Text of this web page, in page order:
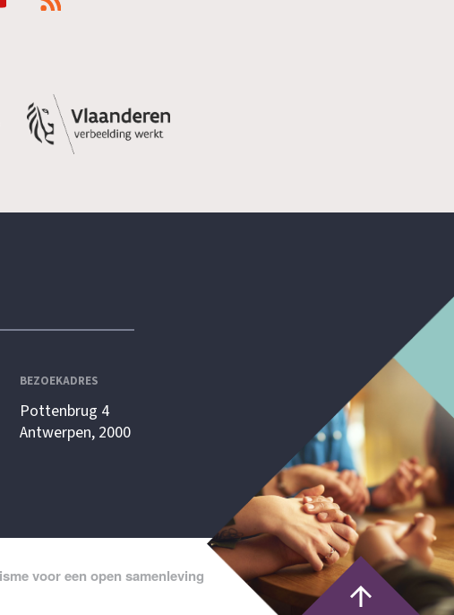
BEZOEKADRES
Pottenbrug 4
Antwerpen, 2000